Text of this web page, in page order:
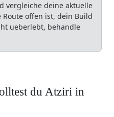
vergleiche deine aktuelle
Route offen ist, dein Build
ueberlebt, behandle
du Atziri in